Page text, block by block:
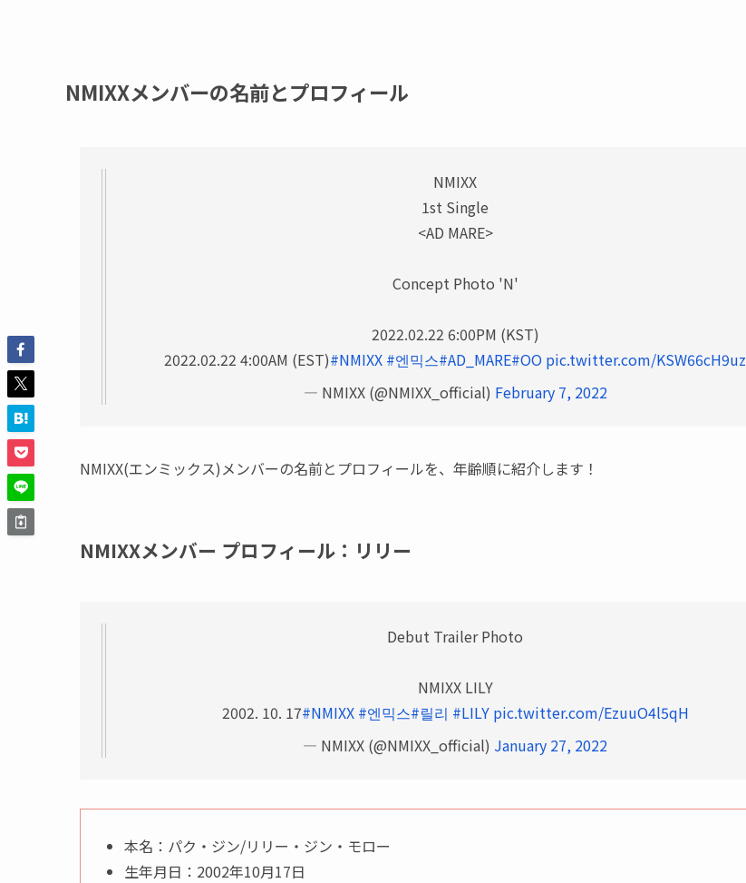
NMIXXメンバーの名前とプロフィール
NMIXX
1st Single
<AD MARE>
Concept Photo 'N'
2022.02.22 6:00PM (KST)
2022.02.22 4:00AM (EST)#NMIXX #엔믹스#AD_MARE#OO pic.twitter.com/KSW66cH9uz
— NMIXX (@NMIXX_official) February 7, 2022
NMIXX(エンミックス)メンバーの名前とプロフィールを、年齢順に紹介します！
NMIXXメンバー プロフィール：リリー
Debut Trailer Photo
NMIXX LILY
2002. 10. 17#NMIXX #엔믹스#릴리 #LILY pic.twitter.com/EzuuO4l5qH
— NMIXX (@NMIXX_official) January 27, 2022
本名：パク・ジン/リリー・ジン・モロー
生年月日：2002年10月17日